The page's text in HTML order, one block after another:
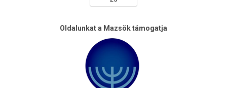
Oldalunkat a Mazsök támogatja